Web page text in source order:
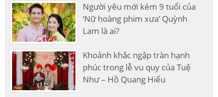
Người yêu mới kém 9 tuổi của
‘Nữ hoàng phim xưa’ Quỳnh
Lam là ai?
Khoảnh khắc ngập tràn hạnh
phúc trong lễ vu quy của Tuệ
Như – Hồ Quang Hiếu